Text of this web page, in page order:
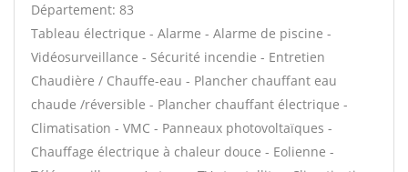
Département: 83
Tableau électrique - Alarme - Alarme de piscine -
Vidéosurveillance - Sécurité incendie - Entretien
Chaudière / Chauffe-eau - Plancher chauffant eau
chaude /réversible - Plancher chauffant électrique -
Climatisation - VMC - Panneaux photovoltaïques -
Chauffage électrique à chaleur douce - Eolienne -